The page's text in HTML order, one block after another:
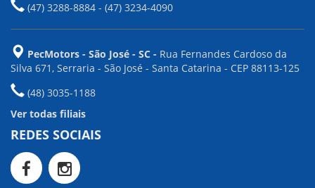
(47) 3288-8884 - (47) 3234-4090
PecMotors - São José - SC - Rua Fernandes Cardoso da
Silva 671, Serraria - São José - Santa Catarina - CEP 88113-125
(48) 3035-1188
Ver todas filiais
REDES SOCIAIS